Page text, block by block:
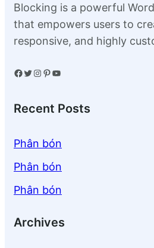
Blocking is a powerful
that empowers users to
responsive, and highly
Facebook Twitter Instagram Pinterest YouTube
Recent Posts
Phân bón
Phân bón
Phân bón
Archives